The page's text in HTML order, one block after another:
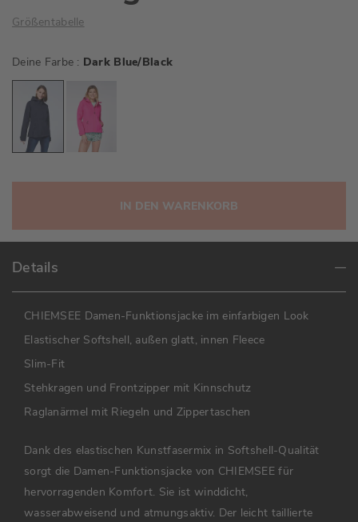
Größentabelle
Deine Farbe Dark Blue/Black
IN DEN WARENKORB
Details
CHIEMSEE Damen-Funktionsjacke im einfarbigen Look
Elastischer Softshell, außen glatt, innen Fleece
Slim-Fit
Stehkragen und Frontzipper mit Kinnschutz
Raglanärmel mit Riegeln und Zippertaschen
Dank des elastischen Kunstfasermix in Softshell-Qualität
sorgt die Damen-Funktionsjacke von CHIEMSEE für
hervorragenden Komfort. Sie ist winddicht,
wasserabweisend und atmungsaktiv. Der leicht taillierte